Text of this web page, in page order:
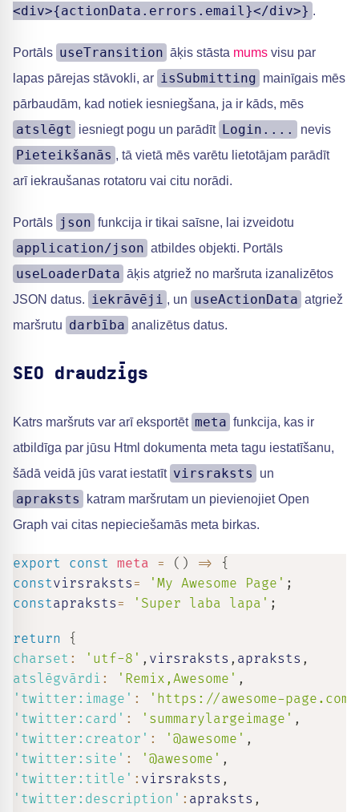
<div>{actionData.errors.email}</div>} .
Portāls useTransition āķis stāsta mums visu par
lapas pārejas stāvokli, ar isSubmitting mainīgais mēs
pārbaudām, kad notiek iesniegšana, ja ir kāds, mēs
atslēgt iesniegt pogu un parādīt Login.... nevis
Pieteikšanās , tā vietā mēs varētu lietotājam parādīt
arī iekraušanas rotatoru vai citu norādi.
Portāls json funkcija ir tikai saīsne, lai izveidotu
application/json atbildes objekti. Portāls
useLoaderData āķis atgriež no maršruta izanalizētos
JSON datus. iekrāvēji , un useActionData atgriež
maršrutu darbība analizētus datus.
SEO draudzīgs
Katrs maršruts var arī eksportēt meta funkcija, kas ir
atbildīga par jūsu Html dokumenta meta tagu iestatīšanu,
šādā veidā jūs varat iestatīt virsraksts un
apraksts
katram maršrutam un pievienojiet Open
Graph vai citas nepieciešamās meta birkas.
export const meta = ( ) =>
{
constvirsraksts = 'My Awesome Page' ;
constapraksts = 'Super laba lapa' ;
return
{
charset : 'utf-8' , virsraksts , apraksts ,
atslēgvārdi : 'Remix,Awesome' ,
'twitter:image' :
'https://awesome-page.com/
'twitter:card' : 'summarylargeimage' ,
'twitter:creator' : '@awesome' ,
'twitter:site' : '@awesome' ,
'twitter:title' : virsraksts ,
'twitter:description' : apraksts ,